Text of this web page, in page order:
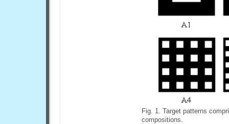
Fig. 1. Target patterns
compositions.